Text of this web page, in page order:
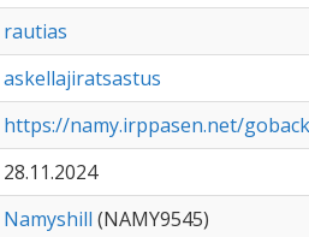
rautias
askellajiratsastus
https://namy.irppasen.net/
28.11.2024
Namyshill (NAMY9545)